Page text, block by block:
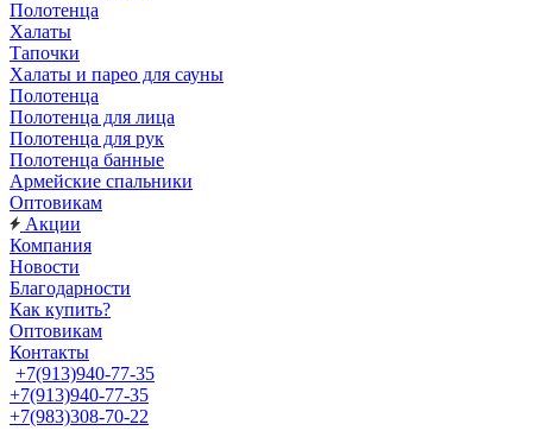
Полотенца
Халаты
Тапочки
Халаты и парео для сауны
Полотенца
Полотенца для лица
Полотенца для рук
Полотенца банные
Армейские спальники
Оптовикам
Акции
Компания
Новости
Благодарности
Как купить?
Оптовикам
Контакты
+7(913)940-77-35
+7(913)940-77-35
+7(983)308-70-22